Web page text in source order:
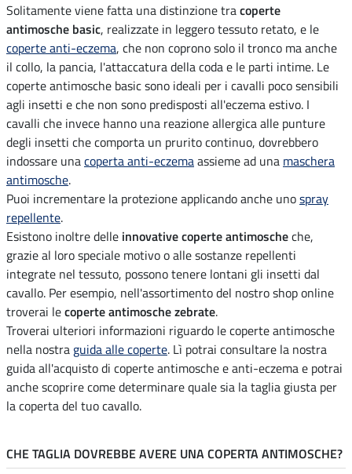
Solitamente viene fatta una distinzione tracoperte
antimosche basic, realizzate in leggero tessuto retato, e le
coperte anti-eczema, che non coprono solo il tronco ma anche
il collo, la pancia, l'attaccatura della coda e le parti intime. Le
coperte antimosche basic sono ideali per i cavalli poco sensibili
agli insetti e che non sono predisposti all'eczema estivo. I
cavalli che invece hanno una reazione allergica alle punture
degli insetti che comporta un prurito continuo, dovrebbero
indossare unacoperta anti-eczemaassieme ad una maschera
antimosche.
Puoi incrementare la protezione applicando anche unospray
repellente.
Esistono inoltre delle innovative coperte antimoscheche,
grazie al loro speciale motivo o alle sostanze repellenti
integrate nel tessuto, possono tenere lontani gli insetti dal
cavallo. Per esempio, nell'assortimento del nostro shop online
troverai lecoperte antimosche zebrate.
Troverai ulteriori informazioni riguardo le coperte antimosche
nella nostra guida alle coperte. Lì potrai consultare la nostra
guida all'acquisto di coperte antimosche e anti-eczema e potrai
anche scoprire come determinare quale sia la taglia giusta per
la coperta del tuo cavallo.
CHE TAGLIA DOVREBBE AVERE UNA COPERTA ANTIMOSCHE?